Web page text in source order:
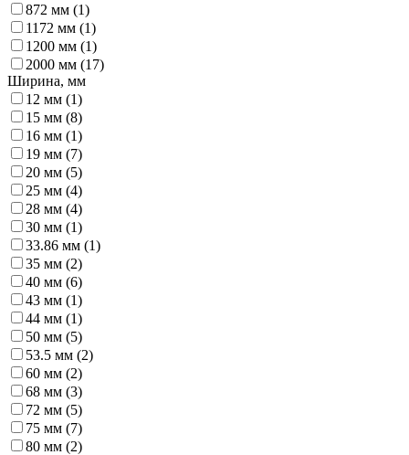
872 мм (1)
1172 мм (1)
1200 мм (1)
2000 мм (17)
Ширина, мм
12 мм (1)
15 мм (8)
16 мм (1)
19 мм (7)
20 мм (5)
25 мм (4)
28 мм (4)
30 мм (1)
33.86 мм (1)
35 мм (2)
40 мм (6)
43 мм (1)
44 мм (1)
50 мм (5)
53.5 мм (2)
60 мм (2)
68 мм (3)
72 мм (5)
75 мм (7)
80 мм (2)